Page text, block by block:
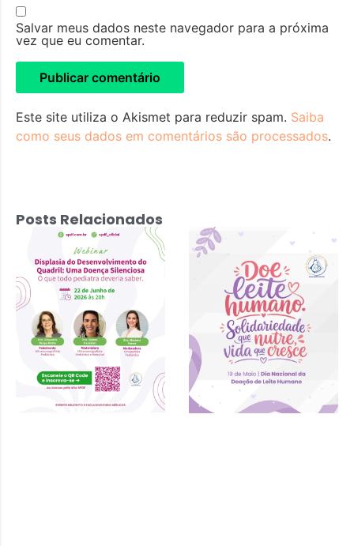
Salvar meus dados neste navegador para a próxima
vez que eu comentar.
Este site utiliza o Akismet para reduzir spam. Saiba
como seus dados em comentários são processados.
Posts Relacionados
Displasia do
Desenvolvimento
do Quadril: Uma
Silenciosa – 22
de junho 2026 às